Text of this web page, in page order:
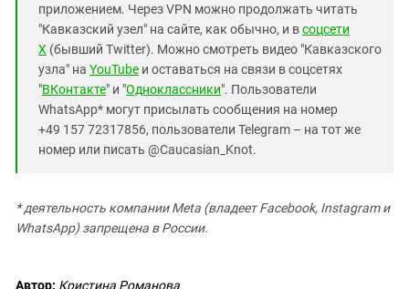
приложением. Через VPN можно продолжать читать
"Кавказский узел" на сайте, как обычно, и всоцсети
X (бывший Twitter). Можно смотреть видео "Кавказского
узла" на YouTube и оставаться на связи в соцсетях
"ВКонтакте" и "Одноклассники". Пользователи
WhatsApp* могут присылать сообщения на номер
+49 157 72317856, пользователи Telegram – на тот же
номер или писать @Caucasian_Knot.
* деятельность компании Meta (владеет Facebook, Instagram и
WhatsApp) запрещена в России.
Автор: Кристина Романова